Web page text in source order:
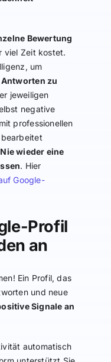
Bewertung
viel Zeit kostet.
um
zu
jeweiligen
negative
professionellen
wieder eine
. Hier
Google-
Profil
an
Ein Profil, das
und neue
Signale an
automatisch